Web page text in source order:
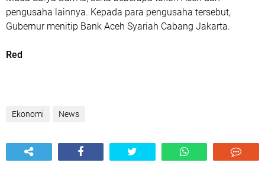
pengusaha lainnya. Kepada para pengusaha tersebut,
Gubernur menitip Bank Aceh Syariah Cabang Jakarta.
Red
Ekonomi News